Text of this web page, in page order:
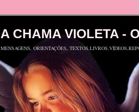
A CHAMA VIOLETA -
MENSAGENS, ORIENTAÇÕES,